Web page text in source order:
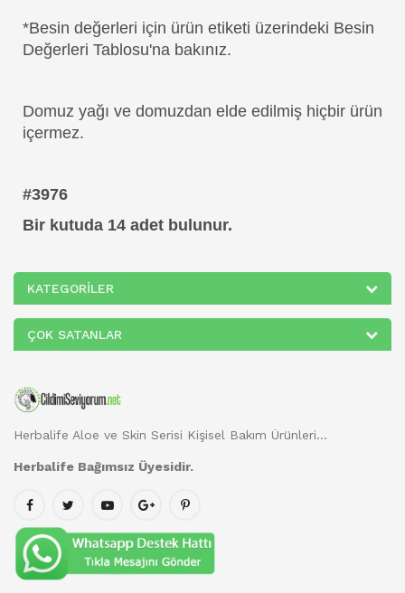
*Besin değerleri için ürün etiketi üzerindeki Besin
Değerleri Tablosu'na bakınız.
Domuz yağı ve domuzdan elde edilmiş hiçbir ürün
içermez.
#3976
Bir kutuda 14 adet bulunur.
KATEGORILER
ÇOK SATANLAR
Herbalife Aloe ve Skin Serisi Kişisel Bakım Ürünleri...
Herbalife Bağımsız Üyesidir.